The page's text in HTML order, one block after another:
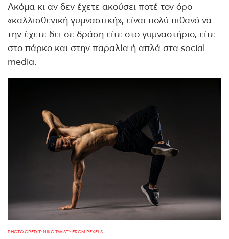
Ακόμα κι αν δεν έχετε ακούσει ποτέ τον όρο
«καλλισθενική γυμναστική», είναι πολύ πιθανό να
την έχετε δει σε δράση είτε στο γυμναστήριο, είτε
στο πάρκο και στην παραλία ή απλά στα social
media.
PHOTO CREDIT: NIKO TWISTY FROM PEXELS